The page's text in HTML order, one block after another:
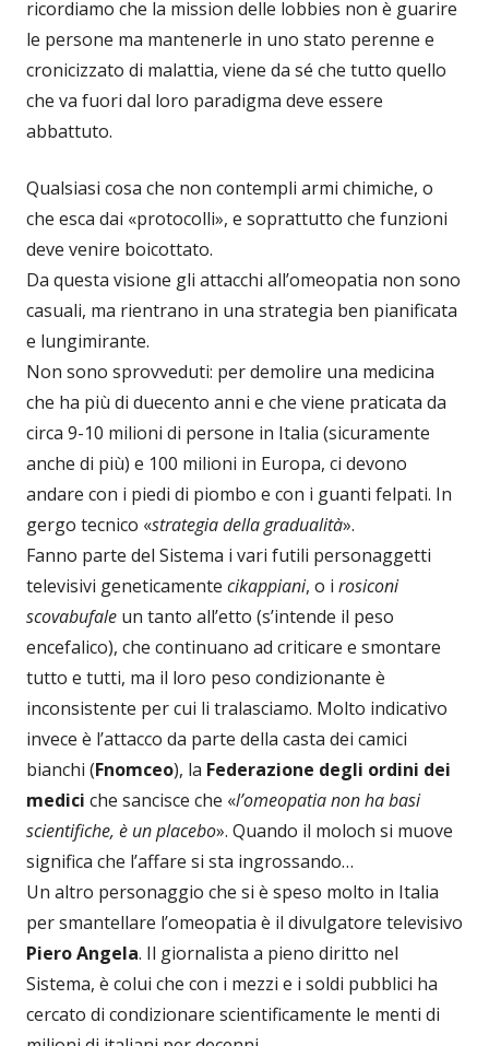
ricordiamo che la mission delle lobbies non è guarire
le persone ma mantenerle in uno stato perenne e
cronicizzato di malattia, viene da sé che tutto quello
che va fuori dal loro paradigma deve essere
abbattuto.
Qualsiasi cosa che non contempli armi chimiche, o
che esca dai «protocolli», e soprattutto che funzioni
deve venire boicottato.
Da questa visione gli attacchi all’omeopatia non sono
casuali, ma rientrano in una strategia ben pianificata
e lungimirante.
Non sono sprovveduti: per demolire una medicina
che ha più di duecento anni e che viene praticata da
circa 9-10 milioni di persone in Italia (sicuramente
anche di più) e 100 milioni in Europa, ci devono
andare con i piedi di piombo e con i guanti felpati. In
gergo tecnico «strategia della gradualità».
Fanno parte del Sistema i vari futili personaggetti
televisivi geneticamente cikappiani, o i rosiconi
scovabufale un tanto all’etto (s’intende il peso
encefalico), che continuano ad criticare e smontare
tutto e tutti, ma il loro peso condizionante è
inconsistente per cui li tralasciamo. Molto indicativo
invece è l’attacco da parte della casta dei camici
bianchi (Fnomceo), la Federazione degli ordini dei
medici che sancisce che «l’omeopatia non ha basi
scientifiche, è un placebo». Quando il moloch si muove
significa che l’affare si sta ingrossando…
Un altro personaggio che si è speso molto in Italia
per smantellare l’omeopatia è il divulgatore televisivo
Piero Angela. Il giornalista a pieno diritto nel
Sistema, è colui che con i mezzi e i soldi pubblici ha
cercato di condizionare scientificamente le menti di